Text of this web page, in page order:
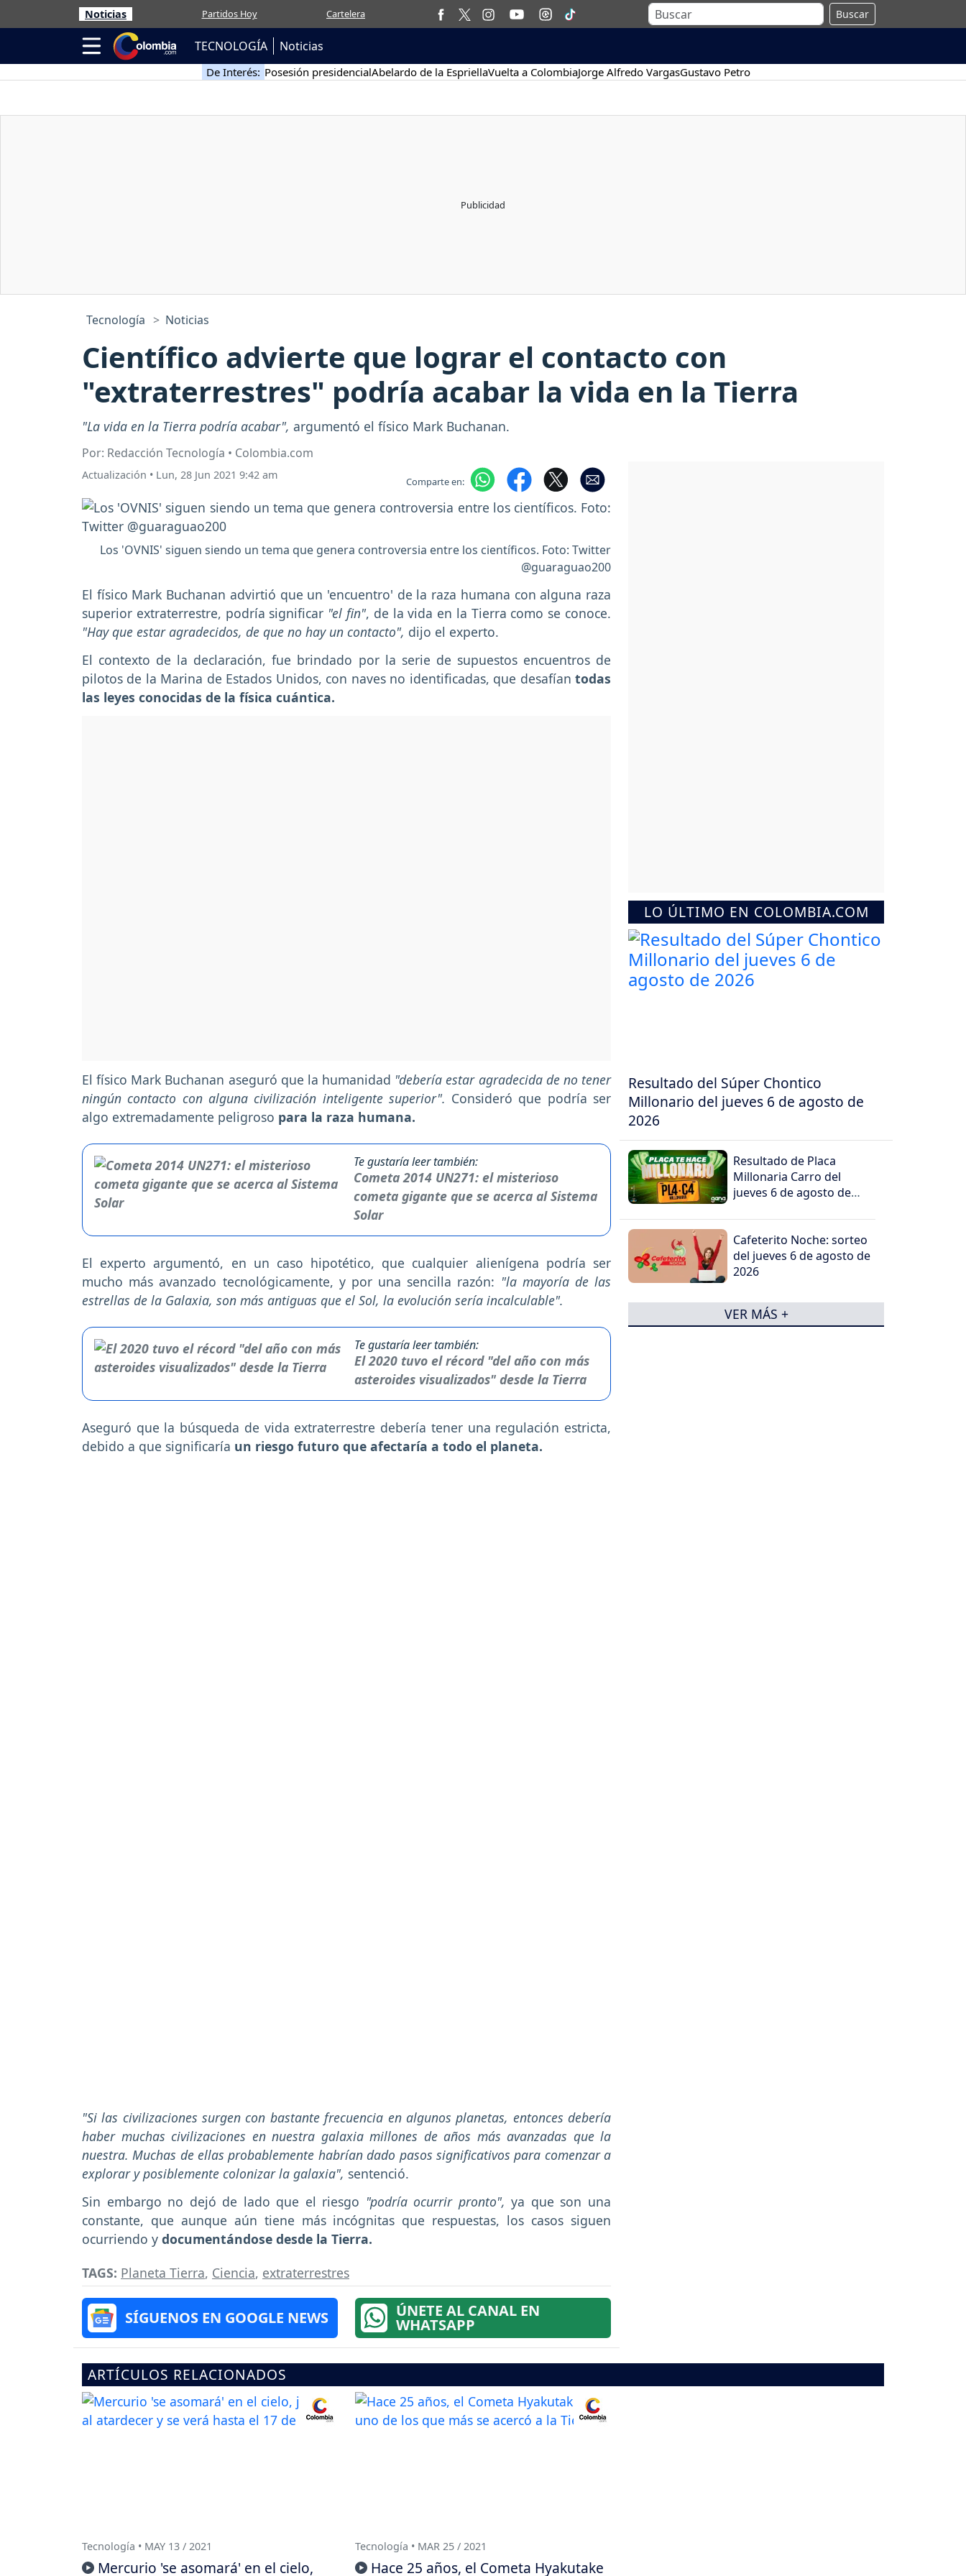
Noticias Partidos Hoy Cartelera Buscar
TECNOLOGÍA Noticias
De Interés: Posesión presidencialAbelardo de la EspriellaVuelta a ColombiaJorge Alfredo VargasGustavo Petro
Tecnología Noticias
Científico advierte que lograr el contacto con
"extraterrestres" podría acabar la vida en la Tierra
"La vida en la Tierra podría acabar", argumentó el físico Mark Buchanan.
Por: Redacción Tecnología • Colombia.com
Actualización • Lun, 28 Jun 2021 9:42 am Comparte en:
Los 'OVNIS' siguen siendo un tema que genera controversia entre los científicos. Foto: Twitter
@guaraguao200
El físico Mark Buchanan advirtió que un 'encuentro' de la raza humana con alguna raza
superior extraterrestre, podría significar "el fin", de la vida en la Tierra como se conoce.
"Hay que estar agradecidos, de que no hay un contacto", dijo el experto.
El contexto de la declaración, fue brindado por la serie de supuestos encuentros de
pilotos de la Marina de Estados Unidos, con naves no identificadas, que desafían todas
las leyes conocidas de la física cuántica.
El físico Mark Buchanan aseguró que la humanidad "debería estar agradecida de no tener
ningún contacto con alguna civilización inteligente superior". Consideró que podría ser
algo extremadamente peligroso para la raza humana.
Te gustaría leer también:
Cometa 2014 UN271: el misterioso
cometa gigante que se acerca al Sistema
Solar
El experto argumentó, en un caso hipotético, que cualquier alienígena podría ser
mucho más avanzado tecnológicamente, y por una sencilla razón: "la mayoría de las
estrellas de la Galaxia, son más antiguas que el Sol, la evolución sería incalculable".
Te gustaría leer también:
El 2020 tuvo el récord "del año con más
asteroides visualizados" desde la Tierra
Aseguró que la búsqueda de vida extraterrestre debería tener una regulación estricta,
debido a que significaría un riesgo futuro que afectaría a todo el planeta.
"Si las civilizaciones surgen con bastante frecuencia en algunos planetas, entonces debería
haber muchas civilizaciones en nuestra galaxia millones de años más avanzadas que la
nuestra. Muchas de ellas probablemente habrían dado pasos significativos para comenzar a
explorar y posiblemente colonizar la galaxia", sentenció.
Sin embargo no dejó de lado que el riesgo "podría ocurrir pronto", ya que son una
constante, que aunque aún tiene más incógnitas que respuestas, los casos siguen
ocurriendo y documentándose desde la Tierra.
TAGS: Planeta Tierra, Ciencia, extraterrestres
SÍGUENOS EN GOOGLE NEWS ÚNETE AL CANAL EN
WHATSAPP
LO ÚLTIMO EN COLOMBIA.COM
Resultado del Súper Chontico
Millonario del jueves 6 de agosto de
2026
Resultado de Placa
Millonaria Carro del
jueves 6 de agosto de
Cafeterito Noche: sorteo
del jueves 6 de agosto de
2026
VER MÁS +
ARTÍCULOS RELACIONADOS
Tecnología • MAY 13 / 2021
Mercurio 'se asomará' en el cielo,
Tecnología • MAR 25 / 2021
Hace 25 años, el Cometa Hyakutake